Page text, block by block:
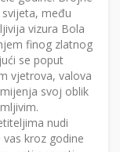
među
vizura Bola
finog zlatnog
se poput
vjetrova, valova
svoj oblik
nudi
kroz godine